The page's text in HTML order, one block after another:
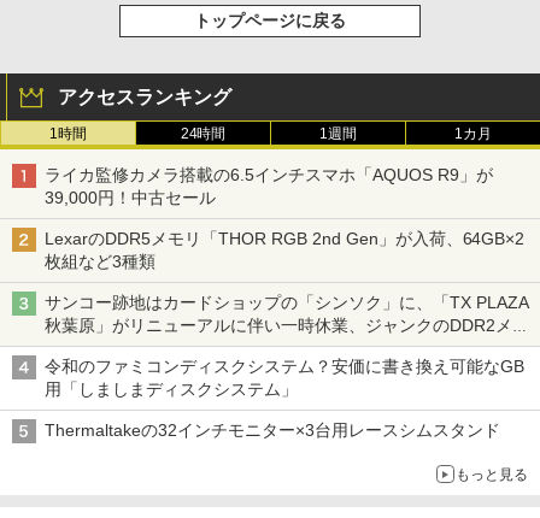
トップページに戻る
アクセスランキング
1時間 24時間 1週間 1カ月
ライカ監修カメラ搭載の6.5インチスマホ「AQUOS R9」が
39,000円！中古セール
LexarのDDR5メモリ「THOR RGB 2nd Gen」が入荷、64GB×2
枚組など3種類
サンコー跡地はカードショップの「シンソク」に、「TX PLAZA
秋葉原」がリニューアルに伴い一時休業、ジャンクのDDR2メモ
リが100円で販売など～ 最近の秋葉原 ～
令和のファミコンディスクシステム？安価に書き換え可能なGB
用「しましまディスクシステム」
Thermaltakeの32インチモニター×3台用レースシムスタンド
もっと見る